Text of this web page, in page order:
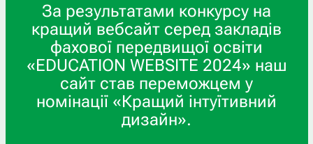
За результатами конкурсу на
кращий вебсайт серед закладів
фахової передвищої освіти
«EDUCATION WEBSITE 2024» наш
сайт став переможцем у
номінації «Кращий інтуїтивний
дизайн».